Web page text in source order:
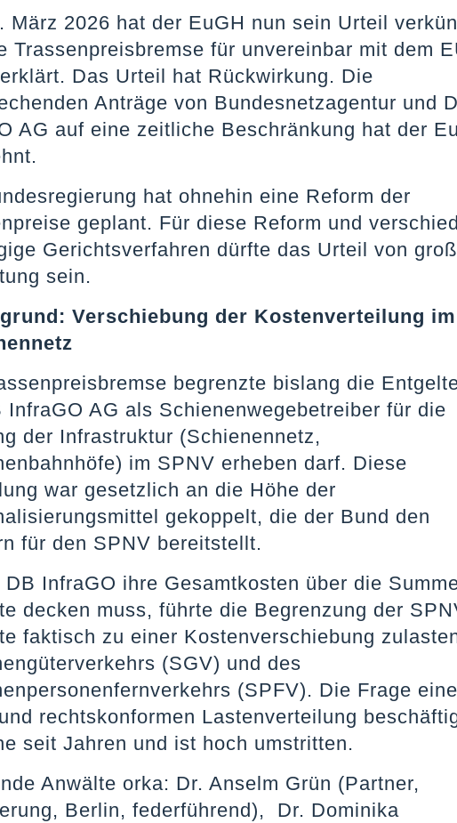
März 2026 hat der EuGH nun sein Urteil
Trassenpreisbremse für unvereinbar mit dem
Das Urteil hat Rückwirkung. Die
Anträge von Bundesnetzagentur und
AG auf eine zeitliche Beschränkung hat der
hat ohnehin eine Reform der
geplant. Für diese Reform und
Gerichtsverfahren dürfte das Urteil von
sein.
Verschiebung der Kostenverteilung im
begrenzte bislang die
InfraGO AG als Schienenwegebetreiber für die
der Infrastruktur (Schienennetz,
im SPNV erheben darf. Diese
war gesetzlich an die Höhe der
gekoppelt, die der Bund den
für den SPNV bereitstellt.
DB InfraGO ihre Gesamtkosten über die
decken muss, führte die Begrenzung der
faktisch zu einer Kostenverschiebung
(SGV) und des
(SPFV). Die Frage
rechtskonformen Lastenverteilung
seit Jahren und ist hoch umstritten.
Anwälte orka: Dr. Anselm Grün (Partner,
Berlin, federführend), Dr. Dominika